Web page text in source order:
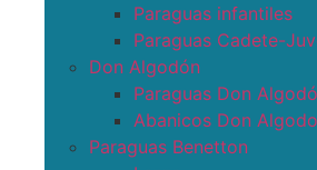
Paraguas infantiles
Paraguas Cadete-
Don Algodón
Paraguas Don
Abanicos Don
Paraguas Benetton